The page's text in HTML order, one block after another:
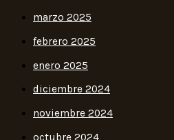
marzo 2025
febrero 2025
enero 2025
diciembre 2024
noviembre 2024
octubre 2024